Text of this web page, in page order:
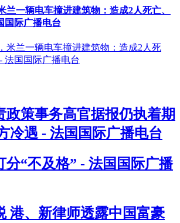
兰一辆电车撞进建筑物：造成2人死亡、
国际广播电台
政策事务高官据报仍执着期
冷遇 - 法国国际广播电台
分“不及格” - 法国国际广播
港、新律师透露中国富豪